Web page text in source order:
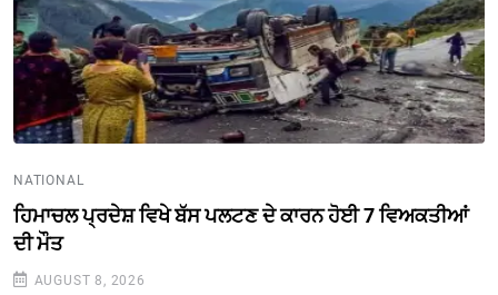
NATIONAL
ਹਿਮਾਚਲ ਪ੍ਰਦੇਸ਼ ਵਿਖੇ ਬੱਸ ਪਲਟਣ ਦੇ ਕਾਰਨ ਹੋਈ 7 ਵਿਅਕਤੀਆਂ
ਦੀ ਮੌਤ
AUGUST 8, 2026